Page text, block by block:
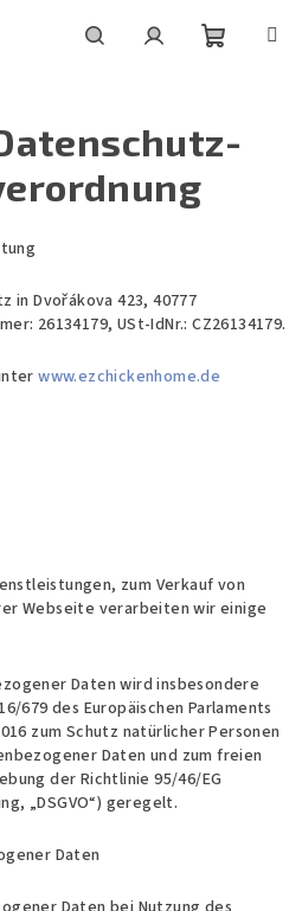
in Dvořákova 423, 40777
26134179, USt-IdNr.: CZ26134179.
www.ezchickenhome.de
zum Verkauf von
Webseite verarbeiten wir einige
Daten wird insbesondere
679 des Europäischen Parlaments
zum Schutz natürlicher Personen
Daten und zum freien
der Richtlinie 95/46/EG
„DSGVO“) geregelt.
Daten